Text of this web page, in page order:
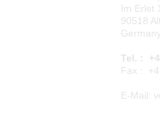
Im Erlet
90518
Germany
Tel. :
Fax :
E-Mail: